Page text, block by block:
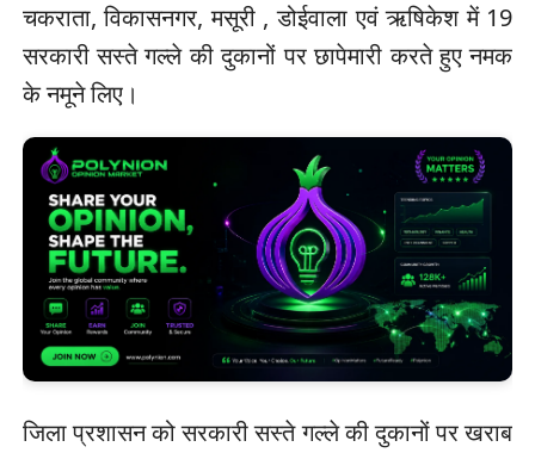
चकराता, विकासनगर, मसूरी , डोईवाला एवं ऋषिकेश में 19
सरकारी सस्ते गल्ले की दुकानों पर छापेमारी करते हुए नमक
के नमूने लिए।
जिला प्रशासन को सरकारी सस्ते गल्ले की दुकानों पर खराब